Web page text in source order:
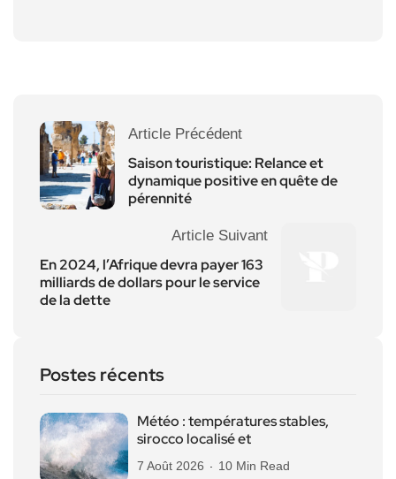
Article Précédent
Saison touristique: Relance et
dynamique positive en quête de
pérennité
Article Suivant
En 2024, l’Afrique devra payer 163
milliards de dollars pour le service
de la dette
Postes récents
Météo : températures stables,
sirocco localisé et
7 Août 2026 10 Min Read